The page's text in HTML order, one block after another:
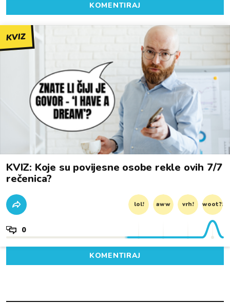
KOMENTIRAJ
KVIZ
KVIZ: Koje su povijesne osobe rekle ovih 7/7
rečenica?
lol! aww vrh! woot?!
0
KOMENTIRAJ